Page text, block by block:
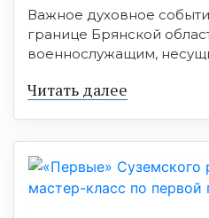
Важное духовное
границе Брянской
военнослужащим,
Читать далее